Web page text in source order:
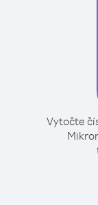
Vytočte